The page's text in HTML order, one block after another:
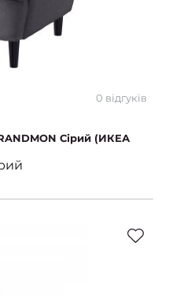
0 відгуків
Сірий (ИКЕА